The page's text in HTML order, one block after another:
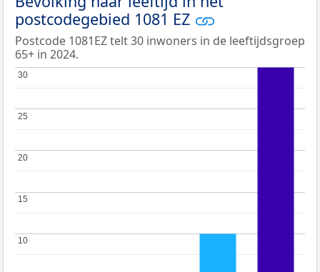
postcodegebied 1081 EZ
Postcode 1081EZ telt 30 inwoners in de leeftijdsgroep
65+ in 2024.
10
10
15
15
20
20
25
25
30
30